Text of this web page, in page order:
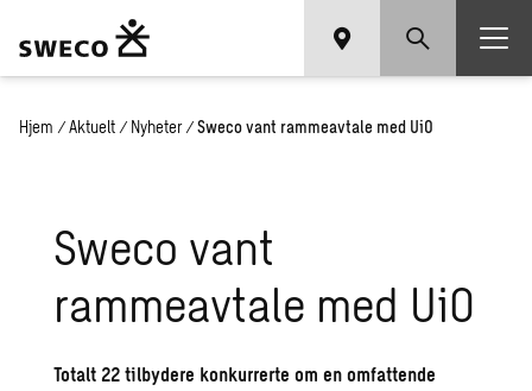
Hjem / Aktuelt / Nyheter / Sweco vant rammeavtale med UiO
Sweco vant
rammeavtale med UiO
Totalt 22 tilbydere konkurrerte om en omfattende